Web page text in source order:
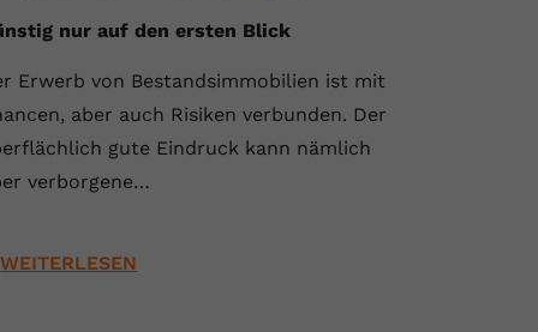
nur auf den ersten Blick
Erwerb von Bestandsimmobilien ist mit
aber auch Risiken verbunden. Der
gute Eindruck kann nämlich
verborgene…
WEITERLESEN